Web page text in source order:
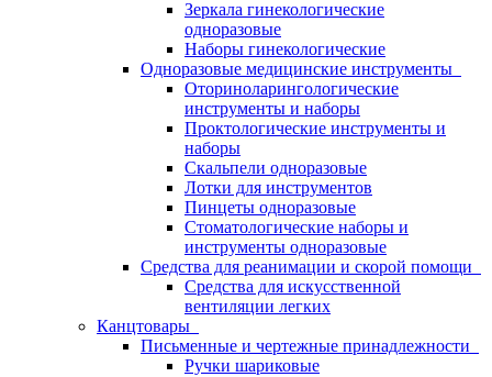
Зеркала гинекологические
одноразовые
Наборы гинекологические
Одноразовые медицинские инструменты
Оториноларингологические
инструменты и наборы
Проктологические инструменты и
наборы
Скальпели одноразовые
Лотки для инструментов
Пинцеты одноразовые
Стоматологические наборы и
инструменты одноразовые
Средства для реанимации и скорой помощи
Средства для искусственной
вентиляции легких
Канцтовары
Письменные и чертежные принадлежности
Ручки шариковые